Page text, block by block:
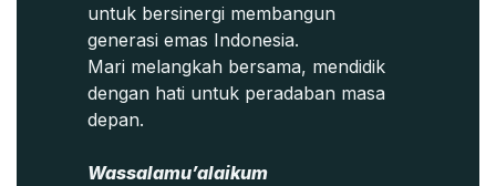
untuk bersinergi membangun
generasi emas Indonesia.
Mari melangkah bersama, mendidik
dengan hati untuk peradaban masa
depan.
Wassalamu’alaikum